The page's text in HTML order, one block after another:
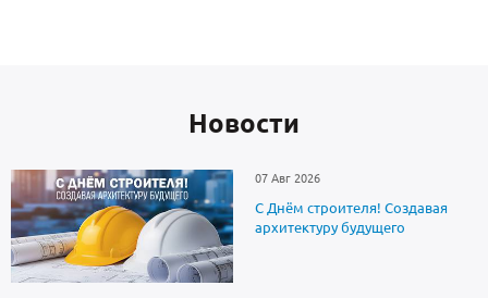
Новоcти
07 Авг 2026
С Днём строителя! Создавая
архитектуру будущего